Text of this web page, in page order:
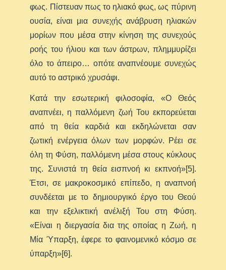
φως. Πίστευαν πως το ηλιακό φως, ως πύρινη
ουσία, είναι μια συνεχής ανάβρυση ηλιακών
μορίων που μέσα στην κίνηση της συνεχούς
ροής του ήλιου και των άστρων, πλημμυρίζει
όλο το άπειρο… οπότε αναπνέουμε συνεχώς
αυτό το αστρικό χρυσάφι.
Κατά την εσωτερική φιλοσοφία, «Ο Θεός
αναπνέει, η παλλόμενη ζωή Του εκπορεύεται
από τη θεία καρδιά και εκδηλώνεται σαν
ζωτική ενέργεια όλων των μορφών. Ρέει σε
όλη τη Φύση, παλλόμενη μέσα στους κύκλους
της. Συνιστά τη θεία εισπνοή κι εκπνοή»[5].
Έτσι, σε μακροκοσμικό επίπεδο, η αναπνοή
συνδέεται με το δημιουργικό έργο του Θεού
και την εξελικτική ανέλιξή Του στη Φύση.
«Είναι η διεργασία δια της οποίας η Ζωή, η
Μία Ύπαρξη, έφερε το φαινομενικό κόσμο σε
ύπαρξη»[6].